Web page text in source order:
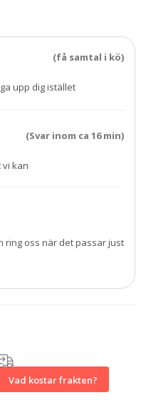
(få samtal i kö)
upp dig istället
(Svar inom ca 16 min)
kan
ring oss när det passar just
Vad kostar frakten?